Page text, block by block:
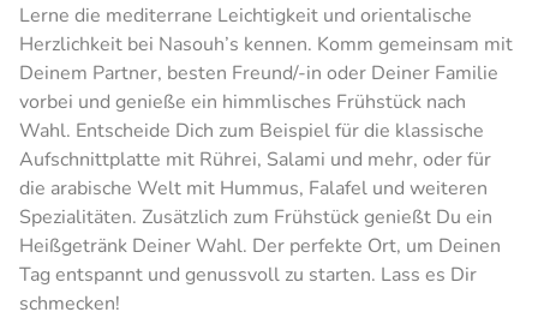
Lerne die mediterrane Leichtigkeit und orientalische
Herzlichkeit bei Nasouh’s kennen. Komm gemeinsam mit
Deinem Partner, besten Freund/-in oder Deiner Familie
vorbei und genieße ein himmlisches Frühstück nach
Wahl. Entscheide Dich zum Beispiel für die klassische
Aufschnittplatte mit Rührei, Salami und mehr, oder für
die arabische Welt mit Hummus, Falafel und weiteren
Spezialitäten. Zusätzlich zum Frühstück genießt Du ein
Heißgetränk Deiner Wahl. Der perfekte Ort, um Deinen
Tag entspannt und genussvoll zu starten. Lass es Dir
schmecken!